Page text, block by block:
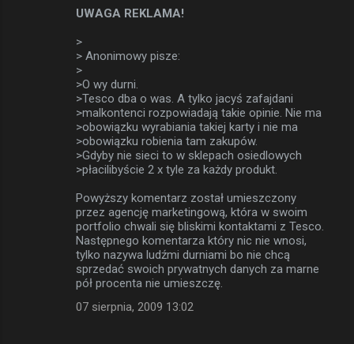
UWAGA REKLAMA!
>
> Anonimowy pisze:
>
>O wy durni.
>Tesco dba o was. A tylko jacyś zafajdani
>malkontenci rozpowiadają takie opinie. Nie ma
>obowiązku wyrabiania takiej karty i nie ma
>obowiązku robienia tam zakupów.
>Gdyby nie sieci to w sklepach osiedlowych
>płacilibyście 2 x tyle za każdy produkt.
Powyższy komentarz został umieszczony
przez agencję marketingową, która w swoim
portfolio chwali się bliskimi kontaktami z Tesco.
Następnego komentarza który nic nie wnosi,
tylko nazywa ludźmi durniami bo nie chcą
sprzedać swoich prywatnych danych za marne
pół procenta nie umieszczę.
07 sierpnia, 2009 13:02